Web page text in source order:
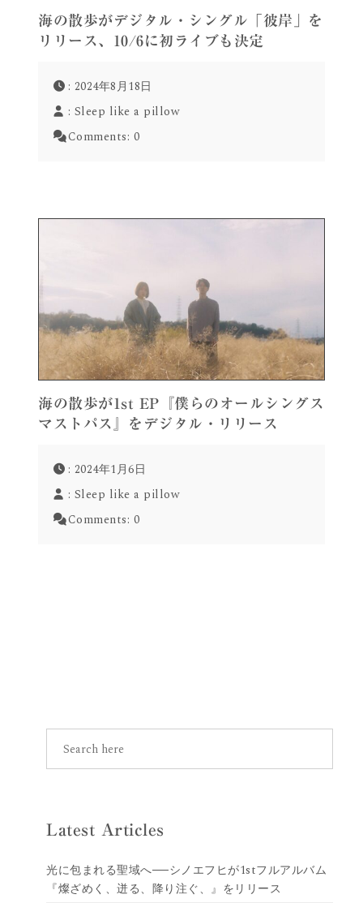
海の散歩がデジタル・シングル「彼岸」を
リリース、10/6に初ライブも決定
: 2024年8月18日
: Sleep like a pillow
Comments: 0
海の散歩が1st EP『僕らのオールシングス
マストパス』をデジタル・リリース
: 2024年1月6日
: Sleep like a pillow
Comments: 0
Latest Articles
光に包まれる聖域へ──シノエフヒが1stフルアルバム
『燦ざめく、迸る、降り注ぐ、』をリリース